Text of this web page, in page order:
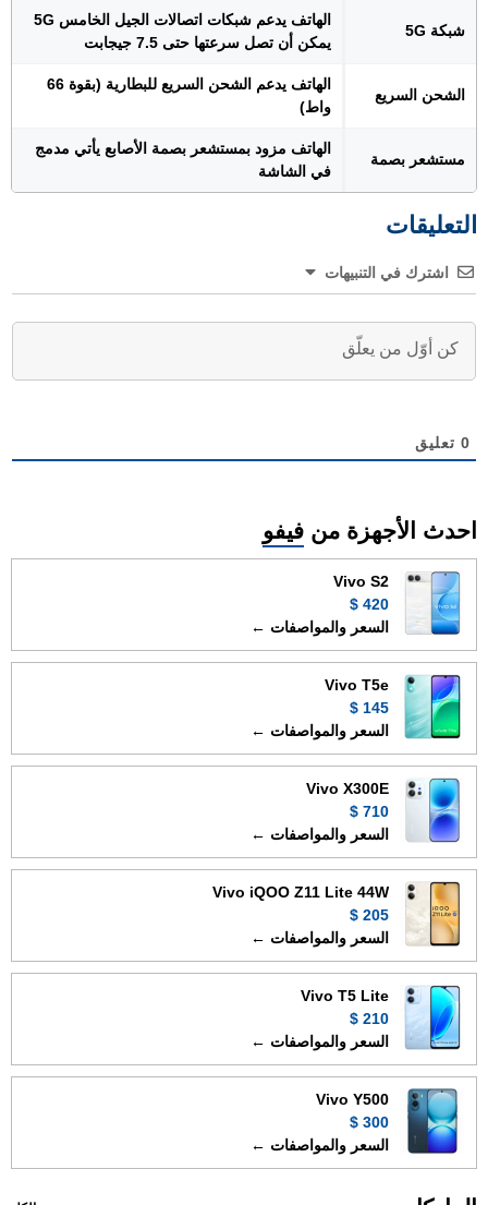
شبكة 5G
الهاتف يدعم شبكات اتصالات الجيل الخامس 5G
يمكن أن تصل سرعتها حتى 7.5 جيجابت
الشحن السريع
الهاتف يدعم الشحن السريع للبطارية (بقوة 66
واط)
مستشعر بصمة
الهاتف مزود بمستشعر بصمة الأصابع يأتي مدمج
في الشاشة
التعليقات
اشترك في التنبيهات
0 تعليق
احدث الأجهزة من فيفو
Vivo S2
420 $
السعر والمواصفات ←
Vivo T5e
145 $
السعر والمواصفات ←
Vivo X300E
710 $
السعر والمواصفات ←
Vivo iQOO Z11 Lite 44W
205 $
السعر والمواصفات ←
Vivo T5 Lite
210 $
السعر والمواصفات ←
Vivo Y500
300 $
السعر والمواصفات ←